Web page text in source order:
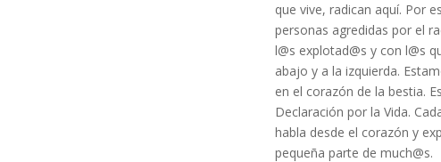
que vive, radican aquí. Por
personas agredidas por el
l@s explotad@s y con l@s
abajo y a la izquierda.
en el corazón de la bestia.
Declaración por la Vida.
habla desde el corazón y
pequeña parte de much@s.